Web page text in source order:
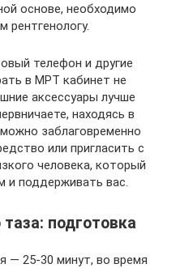
основе, необходимо
телефон и другие
в МРТ кабинет не
аксессуары лучше
находясь в
заблаговременно
или пригласить с
человека, который
и поддерживать вас.
подготовка
— 25-30 минут, во время